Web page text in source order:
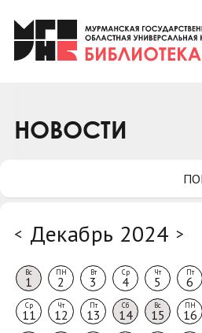
Клуб «Гиря и
Клуб «Семейный
Коллегам
НОВОСТИ
< Декабрь 2024 >
Вс
1
ПН
2
Вт
3
Ср
4
Чт
5
Пт
6
Ср
11
Чт
12
Пт
13
Сб
14
Вс
15
ПН
16